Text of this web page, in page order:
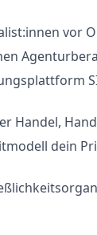
vor
Handel,
dein